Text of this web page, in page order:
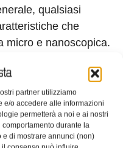
partner utilizziamo
e/o accedere alle informazioni
permetterà a noi e ai nostri
durante la
di mostrare annunci (non)
qualsiasi
che
micro e nanoscopica.